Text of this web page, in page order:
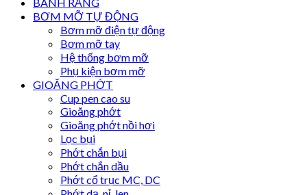
BƠM MỠ TỰ ĐỘNG
Bơm mỡ điện tự động
Bơm mỡ tay
Hệ thống bơm mỡ
Phụ kiện bơm mỡ
GIOĂNG PHỚT
Cup pen cao su
Gioăng phớt
Gioăng phớt nồi hơi
Lọc bụi
Phớt chắn bụi
Phớt chắn dầu
Phớt cổ trục MC, DC